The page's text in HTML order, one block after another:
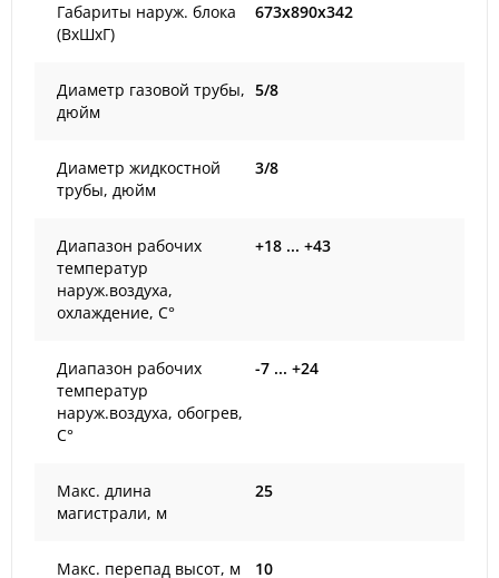
Габариты наруж. блока
(ВxШxГ)
673x890x342
Диаметр газовой трубы,
дюйм
5/8
Диаметр жидкостной
трубы, дюйм
3/8
Диапазон рабочих
температур
наруж.воздуха,
охлаждение, С°
+18 ... +43
Диапазон рабочих
температур
наруж.воздуха, обогрев,
С°
-7 ... +24
Макс. длина
магистрали, м
25
Макс. перепад высот, м 10